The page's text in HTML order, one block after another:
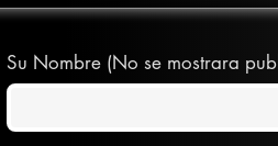
Su Nombre (No se mostrara